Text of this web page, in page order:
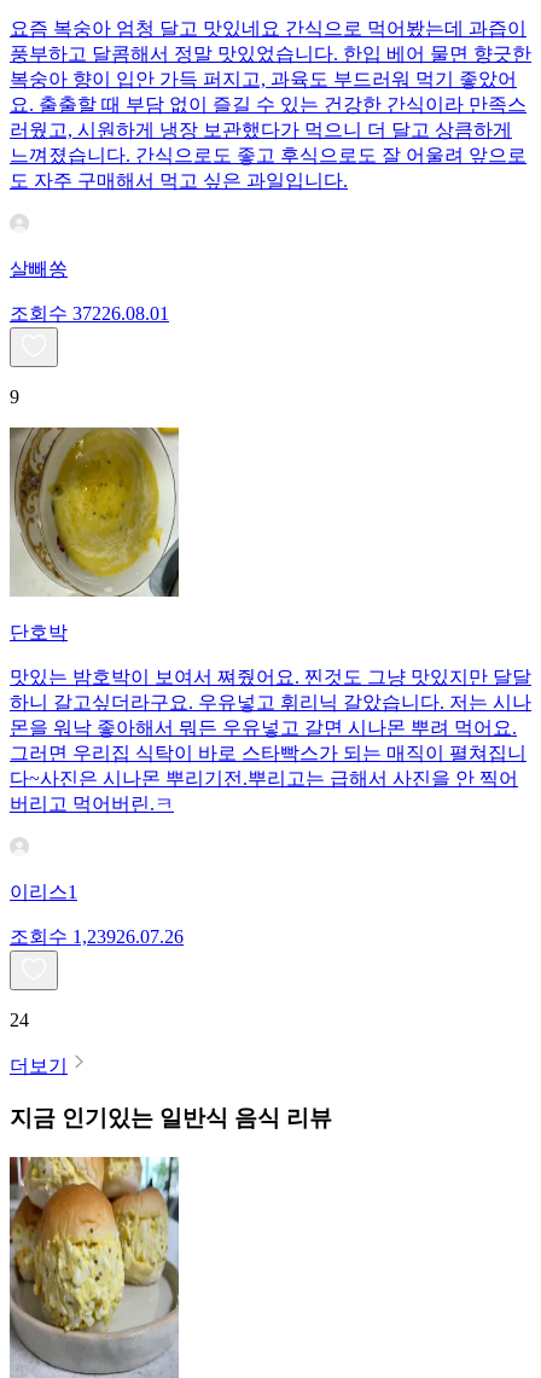
요즘 복숭아 엄청 달고 맛있네요 간식으로 먹어봤는데 과즙이
풍부하고 달콤해서 정말 맛있었습니다. 한입 베어 물면 향긋한
복숭아 향이 입안 가득 퍼지고, 과육도 부드러워 먹기 좋았어
요. 출출할 때 부담 없이 즐길 수 있는 건강한 간식이라 만족스
러웠고, 시원하게 냉장 보관했다가 먹으니 더 달고 상큼하게
느껴졌습니다. 간식으로도 좋고 후식으로도 잘 어울려 앞으로
도 자주 구매해서 먹고 싶은 과일입니다.
살빼쏭
조회수 37226.08.01
9
단호박
맛있는 밤호박이 보여서 쪄줬어요. 찐것도 그냥 맛있지만 달달
하니 갈고싶더라구요. 우유넣고 휘리닉 갈았습니다. 저는 시나
몬을 워낙 좋아해서 뭐든 우유넣고 갈면 시나몬 뿌려 먹어요.
그러면 우리집 식탁이 바로 스타빡스가 되는 매직이 펼쳐집니
다~사진은 시나몬 뿌리기전.뿌리고는 급해서 사진을 안 찍어
버리고 먹어버린.ㅋ
이리스1
조회수 1,23926.07.26
24
더보기
지금 인기있는 일반식 음식 리뷰